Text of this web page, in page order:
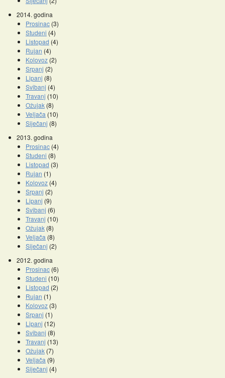
2014. godina
Prosinac (3)
Studeni (4)
Listopad (4)
Rujan (4)
Kolovoz (2)
Srpanj (2)
Lipanj (8)
Svibanj (4)
Travanj (10)
Ožujak (8)
Veljača (10)
Siječanj (8)
2013. godina
Prosinac (4)
Studeni (8)
Listopad (3)
Rujan (1)
Kolovoz (4)
Srpanj (2)
Lipanj (9)
Svibanj (6)
Travanj (10)
Ožujak (8)
Veljača (8)
Siječanj (2)
2012. godina
Prosinac (6)
Studeni (10)
Listopad (2)
Rujan (1)
Kolovoz (3)
Srpanj (1)
Lipanj (12)
Svibanj (8)
Travanj (13)
Ožujak (7)
Veljača (9)
Siječanj (4)